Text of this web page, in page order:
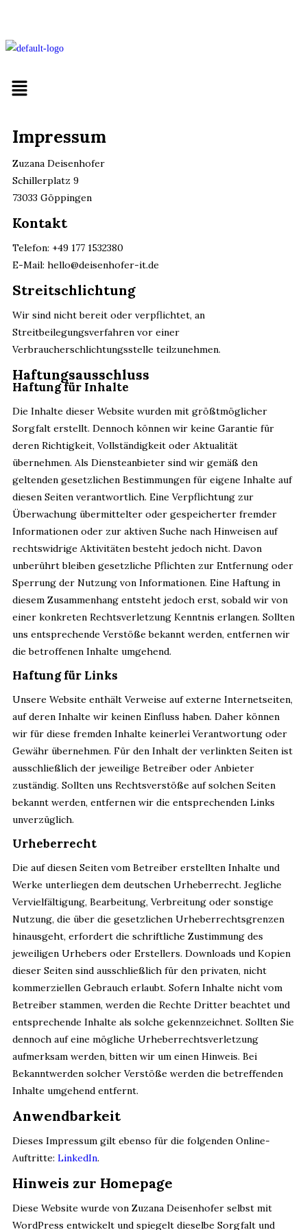
Impressum
Zuzana Deisenhofer
Schillerplatz 9
73033 Göppingen
Kontakt
Telefon: +49 177 1532380
E-Mail: hello@deisenhofer-it.de
Streitschlichtung
Wir sind nicht bereit oder verpflichtet, an
Streitbeilegungsverfahren vor einer
Verbraucherschlichtungsstelle teilzunehmen.
Haftungsausschluss
Haftung für Inhalte
Die Inhalte dieser Website wurden mit größtmöglicher
Sorgfalt erstellt. Dennoch können wir keine Garantie für
deren Richtigkeit, Vollständigkeit oder Aktualität
übernehmen. Als Diensteanbieter sind wir gemäß den
geltenden gesetzlichen Bestimmungen für eigene Inhalte auf
diesen Seiten verantwortlich. Eine Verpflichtung zur
Überwachung übermittelter oder gespeicherter fremder
Informationen oder zur aktiven Suche nach Hinweisen auf
rechtswidrige Aktivitäten besteht jedoch nicht. Davon
unberührt bleiben gesetzliche Pflichten zur Entfernung oder
Sperrung der Nutzung von Informationen. Eine Haftung in
diesem Zusammenhang entsteht jedoch erst, sobald wir von
einer konkreten Rechtsverletzung Kenntnis erlangen. Sollten
uns entsprechende Verstöße bekannt werden, entfernen wir
die betroffenen Inhalte umgehend.
Haftung für Links
Unsere Website enthält Verweise auf externe Internetseiten,
auf deren Inhalte wir keinen Einfluss haben. Daher können
wir für diese fremden Inhalte keinerlei Verantwortung oder
Gewähr übernehmen. Für den Inhalt der verlinkten Seiten ist
ausschließlich der jeweilige Betreiber oder Anbieter
zuständig. Sollten uns Rechtsverstöße auf solchen Seiten
bekannt werden, entfernen wir die entsprechenden Links
unverzüglich.
Urheberrecht
Die auf diesen Seiten vom Betreiber erstellten Inhalte und
Werke unterliegen dem deutschen Urheberrecht. Jegliche
Vervielfältigung, Bearbeitung, Verbreitung oder sonstige
Nutzung, die über die gesetzlichen Urheberrechtsgrenzen
hinausgeht, erfordert die schriftliche Zustimmung des
jeweiligen Urhebers oder Erstellers. Downloads und Kopien
dieser Seiten sind ausschließlich für den privaten, nicht
kommerziellen Gebrauch erlaubt. Sofern Inhalte nicht vom
Betreiber stammen, werden die Rechte Dritter beachtet und
entsprechende Inhalte als solche gekennzeichnet. Sollten Sie
dennoch auf eine mögliche Urheberrechtsverletzung
aufmerksam werden, bitten wir um einen Hinweis. Bei
Bekanntwerden solcher Verstöße werden die betreffenden
Inhalte umgehend entfernt.
Anwendbarkeit
Dieses Impressum gilt ebenso für die folgenden Online-
Auftritte: LinkedIn.
Hinweis zur Homepage
Diese Website wurde von Zuzana Deisenhofer selbst mit
WordPress entwickelt und spiegelt dieselbe Sorgfalt und